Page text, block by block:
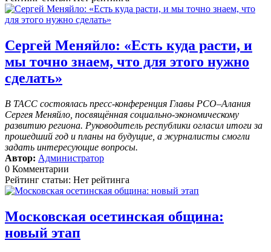
Сергей Меняйло: «Есть куда расти, и
мы точно знаем, что для этого нужно
сделать»
В ТАСС состоялась пресс-конференция Главы РСО–Алания
Сергея Меняйло, посвящённая социально-экономическому
развитию региона. Руководитель республики огласил итоги за
прошедший год и планы на будущие, а журналисты смогли
задать интересующие вопросы.
Автор: Администратор
0 Комментарии
Рейтинг статьи: Нет рейтинга
Московская осетинская община:
новый этап